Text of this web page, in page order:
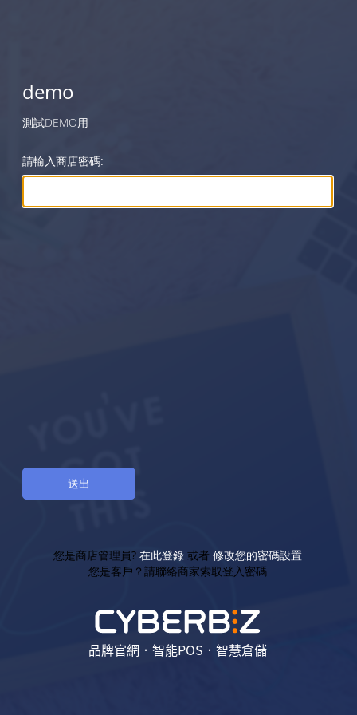
demo
測試DEMO用
請輸入商店密碼:
您是商店管理員? 在此登錄 或者 修改您的密碼設置
您是客戶？請聯絡商家索取登入密碼